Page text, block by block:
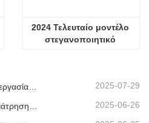
2024 Τελευταίο μοντέλο
στεγανοποιητικό
2025-07-29
Πώς να συντηρείτε μηχανές διάτρησης και φρεζαρίσματος CNC; 2025-06-26